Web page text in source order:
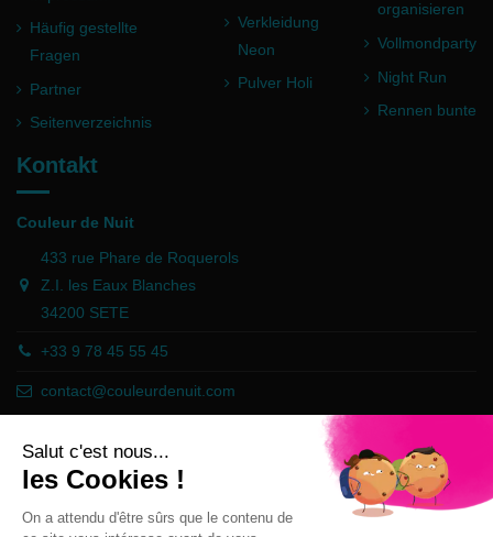
Häufig gestellte
Fragen
Partner
Seitenverzeichnis
Verkleidung
Neon
Pulver Holi
organisieren
Vollmondparty
Night Run
Rennen bunte
Kontakt
Couleur de Nuit
433 rue Phare de Roquerols
Z.I. les Eaux Blanches
34200 SETE
+33 9 78 45 55 45
contact@couleurdenuit.com
Händler zugelassen von Gesellschaft für Garantierte Bewertungen,